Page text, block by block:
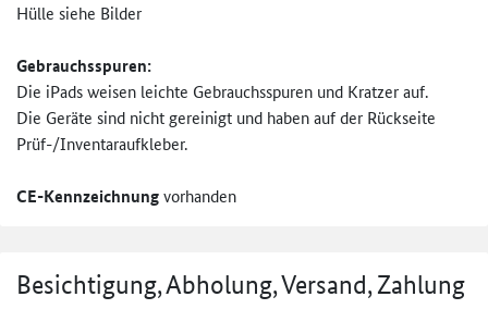
Hülle siehe Bilder
Gebrauchsspuren:
Die iPads weisen leichte Gebrauchsspuren und Kratzer auf.
Die Geräte sind nicht gereinigt und haben auf der Rückseite
Prüf-/Inventaraufkleber.
CE-Kennzeichnungvorhanden
Besichtigung, Abholung, Versand, Zahlung